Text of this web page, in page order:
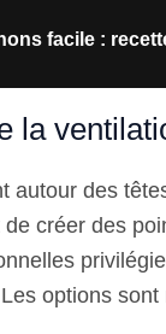
facile :
la
autour des
créer des
options sont